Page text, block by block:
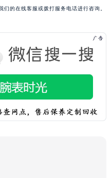
的在线客服或拨打服务电话进行咨询。